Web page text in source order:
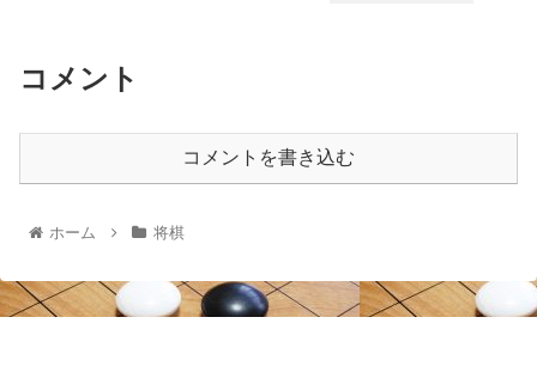
コメント
コメントを書き込む
ホーム 将棋